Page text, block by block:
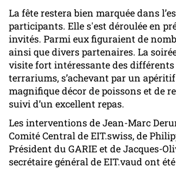
La fête restera bien marquée dans
participants. Elle s'est déroulée en
invités. Parmi eux figuraient de
ainsi que divers partenaires. La
visite fort intéressante des
terrariums, s’achevant par un
magnifique décor de poissons et de
suivi d’un excellent repas.
Les interventions de Jean-Marc
Comité Central de EIT.swiss, de
Président du GARIE et de Jacques-
secrétaire général de EIT.vaud ont